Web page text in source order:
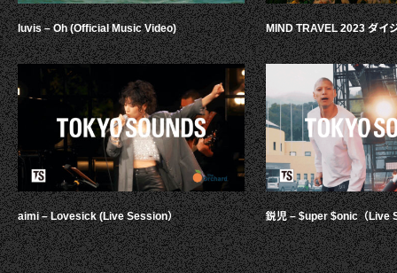
luvis – Oh (Official Music Video)
aimi – Lovesick (Live Session）
MIND TRAVEL 2023 ダイ
鋭児 – $uper $onic（Live